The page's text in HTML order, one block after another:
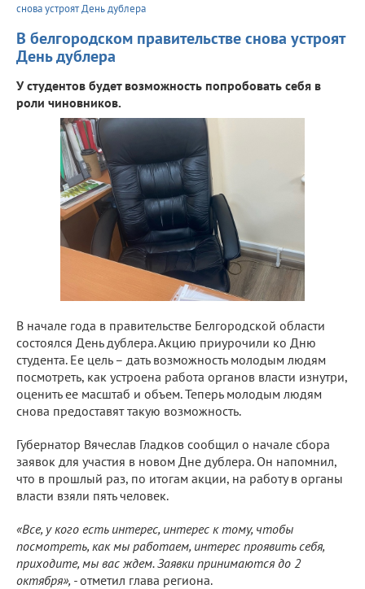
снова устроят День дублера
В белгородском правительстве снова устроят
День дублера
У студентов будет возможность попробовать себя в
роли чиновников.
В начале года в правительстве Белгородской области
состоялся День дублера. Акцию приурочили ко Дню
студента. Ее цель – дать возможность молодым людям
посмотреть, как устроена работа органов власти изнутри,
оценить ее масштаб и объем. Теперь молодым людям
снова предоставят такую возможность.
Губернатор Вячеслав Гладков сообщил о начале сбора
заявок для участия в новом Дне дублера. Он напомнил,
что в прошлый раз, по итогам акции, на работу в органы
власти взяли пять человек.
«Все, у кого есть интерес, интерес к тому, чтобы
посмотреть, как мы работаем, интерес проявить себя,
приходите, мы вас ждем. Заявки принимаются до 2
октября», -отметил глава региона.